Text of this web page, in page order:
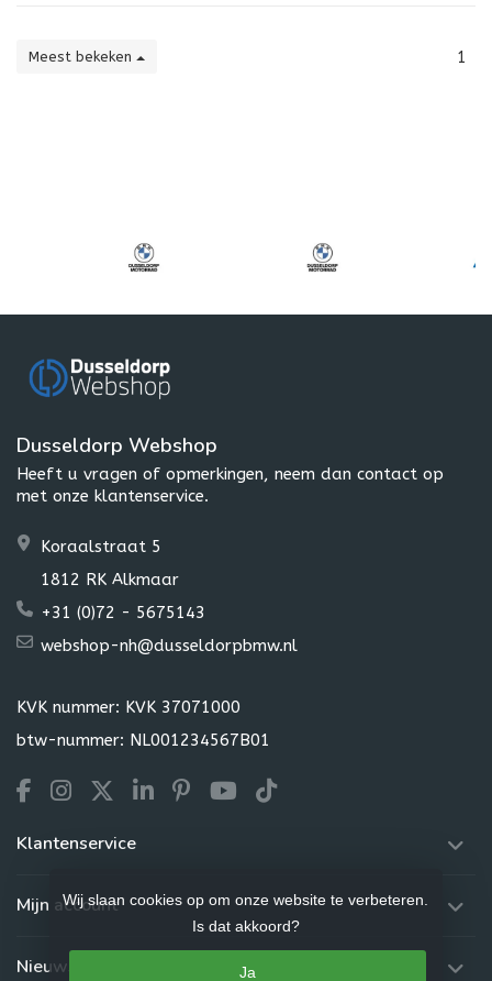
Meest bekeken 1
Dusseldorp Webshop
Heeft u vragen of opmerkingen, neem dan contact op
met onze klantenservice.
Koraalstraat 5
1812 RK Alkmaar
+31 (0)72 - 5675143
webshop-nh@dusseldorpbmw.nl
KVK nummer: KVK 37071000
btw-nummer: NL001234567B01
Klantenservice
Mijn account
Nieuwsbrief
Wij slaan cookies op om onze website te verbeteren.
Is dat akkoord?
Ja